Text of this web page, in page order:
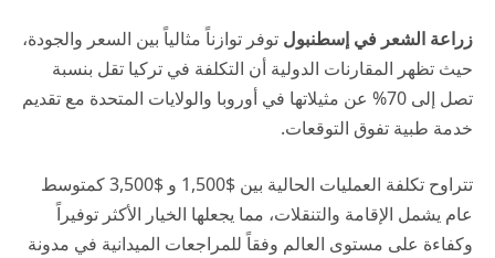
زراعة الشعر في إسطنبول توفر توازناً مثالياً بين السعر والجودة،
حيث تظهر المقارنات الدولية أن التكلفة في تركيا تقل بنسبة
تصل إلى 70% عن مثيلاتها في أوروبا والولايات المتحدة مع تقديم
خدمة طبية تفوق التوقعات.
تتراوح تكلفة العمليات الحالية بين $1,500 و $3,500 كمتوسط
عام يشمل الإقامة والتنقلات، مما يجعلها الخيار الأكثر توفيراً
وكفاءة على مستوى العالم وفقاً للمراجعات الميدانية في مدونة